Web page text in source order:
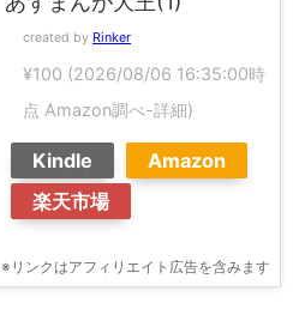
created by Rinker
¥100 (2026/08/06 16:35:00時
点 Amazon調べ-詳細)
Kindle
Amazon
楽天市場
※リンクはアフィリエイト広告を含みます